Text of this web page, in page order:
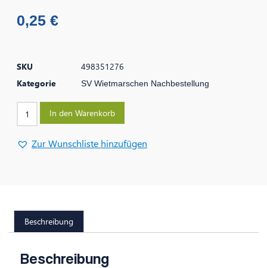
0,25 €
SKU
498351276
Kategorie
SV Wietmarschen Nachbestellung
In den Warenkorb
Zur Wunschliste hinzufügen
Beschreibung
Beschreibung